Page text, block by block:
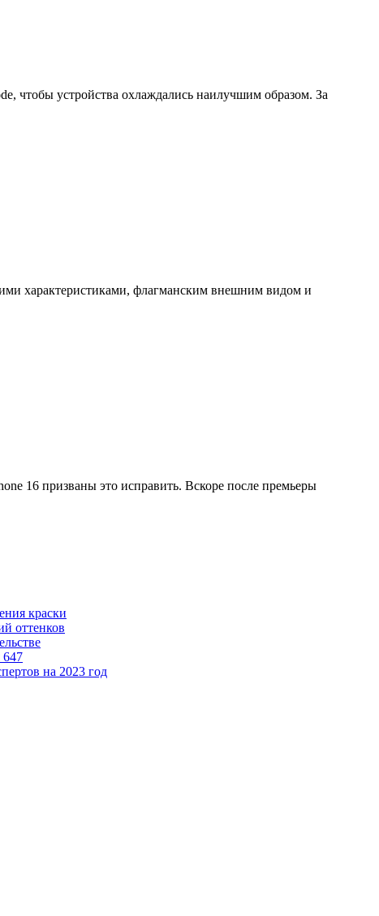
чтобы устройства охлаждались наилучшим образом. За
характеристиками, флагманским внешним видом и
16 призваны это исправить. Вскоре после премьеры
краски
оттенков
647
на 2023 год